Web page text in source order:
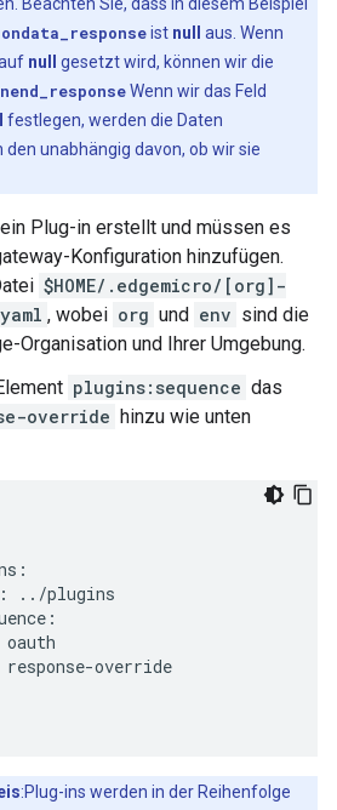
ondata_responseist null
aus. Wenn
null
gesetzt wird, können wir die
Wenn wir das Feld
festlegen, werden die Daten
unabhängig davon, ob wir sie
Plug-in erstellt und müssen es
Konfiguration hinzufügen.
$HOME/.edgemicro/[org]-
, wobei org und env sind die
Organisation und Ihrer Umgebung.
plugins:sequence das
override hinzu wie unten
../plugins
oauth
response-override
:Plug-ins werden in der Reihenfolge